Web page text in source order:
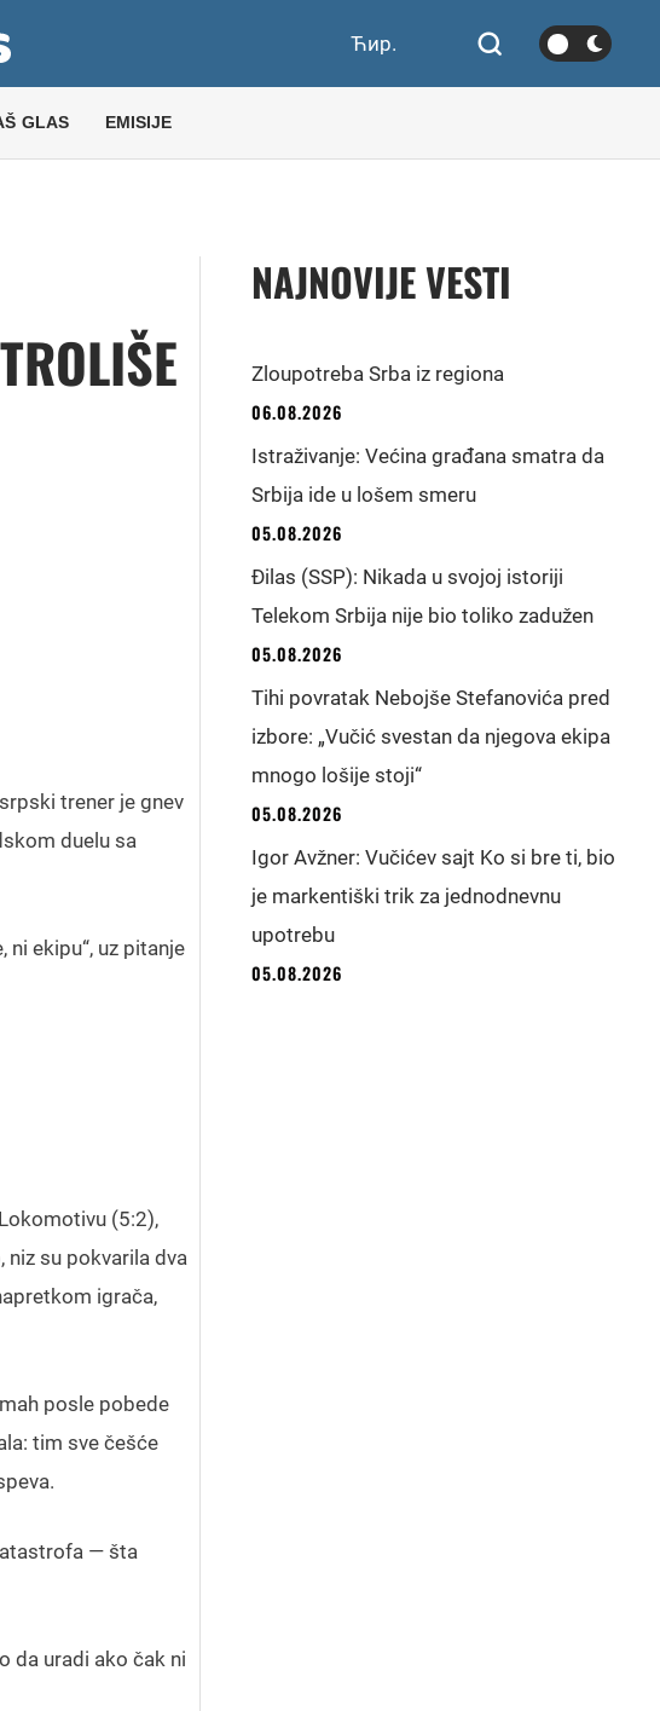
Ћир.
GLAS EMISIJE
trener je gnev
duelu sa
ni ekipu“, uz pitanje
(5:2),
su pokvarila dva
igrača,
posle pobede
tim sve češće
— šta
da uradi ako čak ni
NAJNOVIJE VESTI
Zloupotreba Srba iz regiona
06.08.2026
Istraživanje: Većina građana smatra da
Srbija ide u lošem smeru
05.08.2026
Đilas (SSP): Nikada u svojoj istoriji
Telekom Srbija nije bio toliko zadužen
05.08.2026
Tihi povratak Nebojše Stefanovića pred
izbore: „Vučić svestan da njegova ekipa
mnogo lošije stoji“
05.08.2026
Igor Avžner: Vučićev sajt Ko si bre ti, bio
je markentiški trik za jednodnevnu
upotrebu
05.08.2026